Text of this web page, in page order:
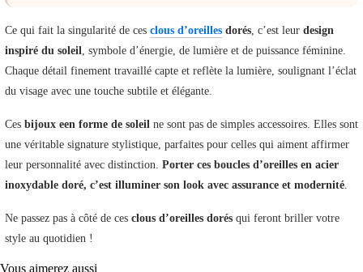
Ce qui fait la singularité de ces clous d’oreilles dorés , c’est leur design
inspiré du soleil
, symbole d’énergie, de lumière et de puissance féminine.
Chaque détail finement travaillé capte et reflète la lumière, soulignant l’éclat
du visage avec une touche subtile et élégante.
Ces bijoux een forme de soleil ne sont pas de simples accessoires. Elles sont
une véritable signature stylistique, parfaites pour celles qui aiment affirmer
leur personnalité avec distinction. Porter ces boucles d’oreilles en acier
inoxydable doré, c’est illuminer son look avec assurance et modernité
Ne passez pas à côté de ces clous d’oreilles dorés qui feront briller votre
style au quotidien !
Vous aimerez aussi